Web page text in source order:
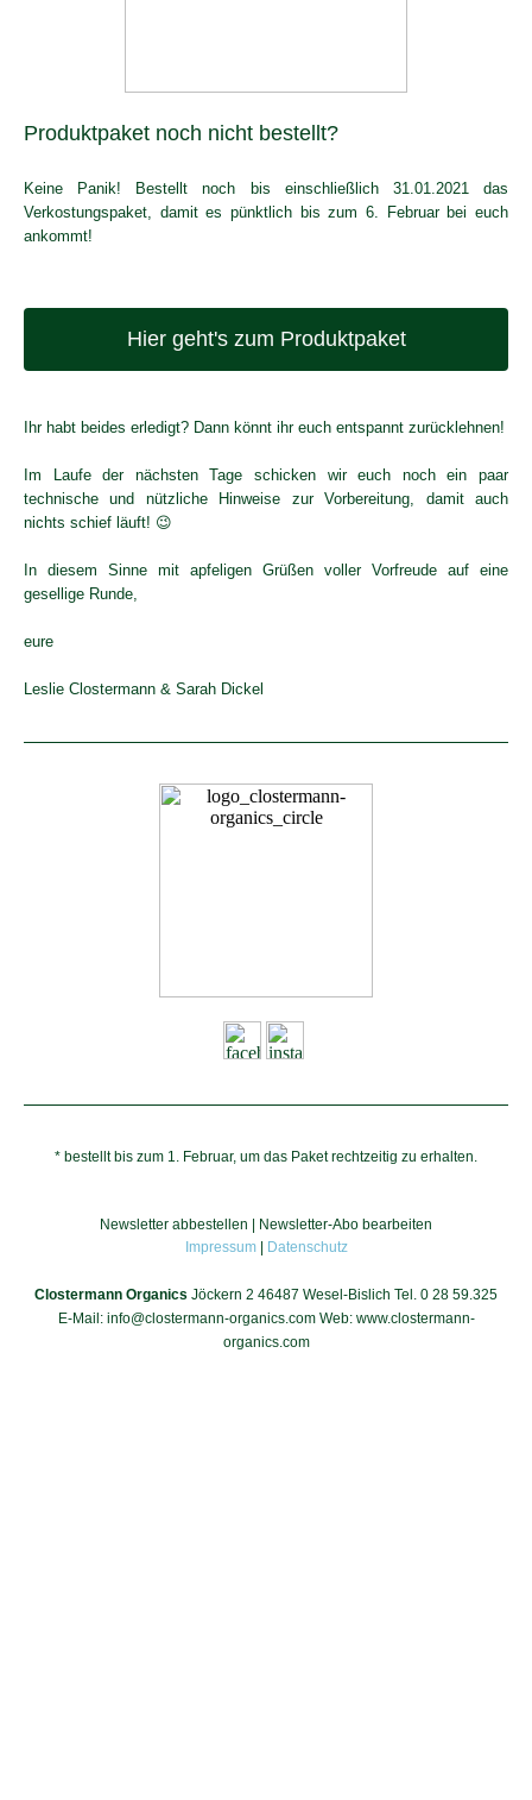
Produktpaket noch nicht bestellt?
Keine Panik! Bestellt noch bis einschließlich 31.01.2021 das
Verkostungspaket, damit es pünktlich bis zum 6. Februar bei euch
ankommt!
Hier geht's zum Produktpaket
Ihr habt beides erledigt? Dann könnt ihr euch entspannt zurücklehnen!
Im Laufe der nächsten Tage schicken wir euch noch ein paar
technische und nützliche Hinweise zur Vorbereitung, damit auch
nichts schief läuft! 😉
In diesem Sinne mit apfeligen Grüßen voller Vorfreude auf eine
gesellige Runde,
eure
Leslie Clostermann & Sarah Dickel
* bestellt bis zum 1. Februar, um das Paket rechtzeitig zu erhalten.
Newsletter abbestellen
Newsletter-Abo bearbeiten
Impressum| Datenschutz
Clostermann Organics Jöckern 2 46487 Wesel-Bislich Tel. 0 28 59.325
E-Mail: info@clostermann-organics.com Web: www.clostermann-
organics.com